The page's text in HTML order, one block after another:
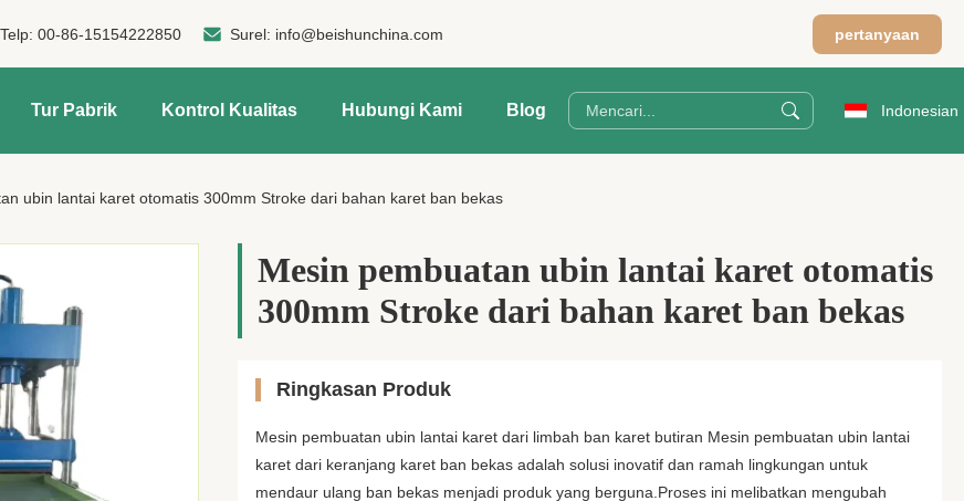
Telp: 00-86-15154222850 Surel: info@beishunchina.com pertanyaan
Tur Pabrik Kontrol Kualitas Hubungi Kami Blog Indonesian
ubin lantai karet otomatis 300mm Stroke dari bahan karet ban bekas
Mesin pembuatan ubin lantai karet otomatis
300mm Stroke dari bahan karet ban bekas
Ringkasan Produk
Mesin pembuatan ubin lantai karet dari limbah ban karet butiran Mesin pembuatan ubin lantai
karet dari keranjang karet ban bekas adalah solusi inovatif dan ramah lingkungan untuk
mendaur ulang ban bekas menjadi produk yang berguna.Proses ini melibatkan mengubah